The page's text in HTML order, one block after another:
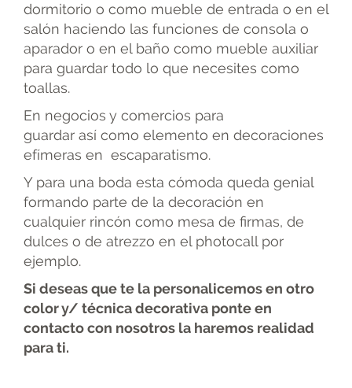
dormitorio o como mueble de entrada o en el
salón haciendo las funciones de consola o
aparador o en el baño como mueble auxiliar
para guardar todo lo que necesites como
toallas.
En negocios y comercios para
guardar así como elemento en decoraciones
efímeras en escaparatismo.
Y para una boda esta cómoda queda genial
formando parte de la decoración en
cualquier rincón como mesa de firmas, de
dulces o de atrezzo en el photocall por
ejemplo.
Si deseas que te la personalicemos en otro
color y/ técnica decorativa ponte en
contacto con nosotros la haremos realidad
para ti.